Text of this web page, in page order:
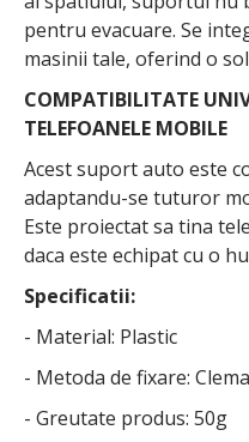
pentru evacuare. Se
masinii tale, oferind o
COMPATIBILITATE
TELEFOANELE MOBILE
Acest suport auto este
adaptandu-se tuturor
Este proiectat sa tina
daca este echipat cu o
Specificatii:
- Material: Plastic
- Metoda de fixare:
- Greutate produs: 50g